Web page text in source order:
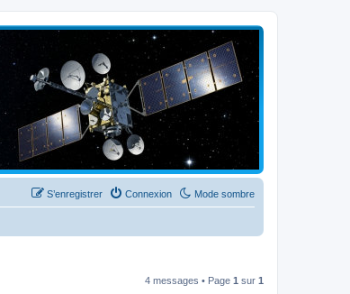
Mode sombre
Connexion
S’enregistrer
4 messages • Page 1 sur 1